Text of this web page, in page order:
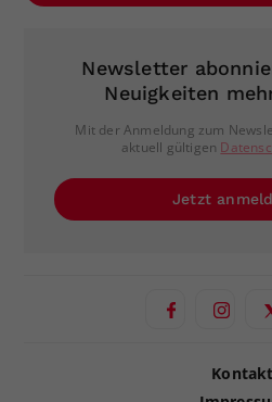
Newsletter
Neuigkeiten
Mit der Anmeldung zum
aktuell gültigen
Jetzt
Kontakt